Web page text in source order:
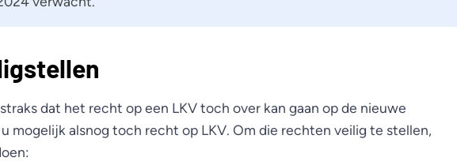
dat het recht op een LKV toch over kan gaan op de nieuwe
mogelijk alsnog toch recht op LKV. Om die rechten veilig te stellen,